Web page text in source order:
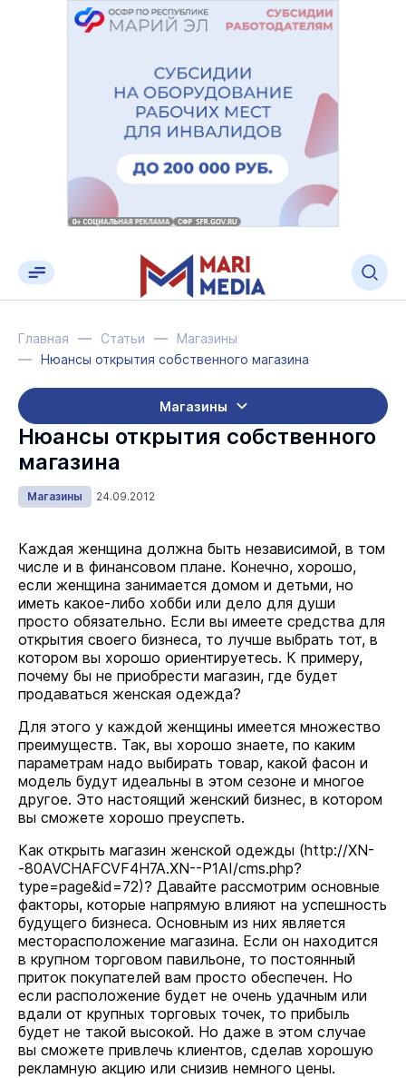
Главная Статьи
Магазины
Нюансы открытия собственного магазина
Магазины
Нюансы открытия собственного
магазина
Магазины 24.09.2012
Каждая женщина должна быть независимой, в том
числе и в финансовом плане. Конечно, хорошо,
если женщина занимается домом и детьми, но
иметь какое-либо хобби или дело для души
просто обязательно. Если вы имеете средства для
открытия своего бизнеса, то лучше выбрать тот, в
котором вы хорошо ориентируетесь. К примеру,
почему бы не приобрести магазин, где будет
продаваться женская одежда?
Для этого у каждой женщины имеется множество
преимуществ. Так, вы хорошо знаете, по каким
параметрам надо выбирать товар, какой фасон и
модель будут идеальны в этом сезоне и многое
другое. Это настоящий женский бизнес, в котором
вы сможете хорошо преуспеть.
Как открыть магазин женской одежды (http://XN-
-80AVCHAFCVF4H7A.XN--P1AI/cms.php?
type=page&id=72)? Давайте рассмотрим основные
факторы, которые напрямую влияют на успешность
будущего бизнеса. Основным из них является
месторасположение магазина. Если он находится
в крупном торговом павильоне, то постоянный
приток покупателей вам просто обеспечен. Но
если расположение будет не очень удачным или
вдали от крупных торговых точек, то прибыль
будет не такой высокой. Но даже в этом случае
вы сможете привлечь клиентов, сделав хорошую
рекламную акцию или снизив немного цены.